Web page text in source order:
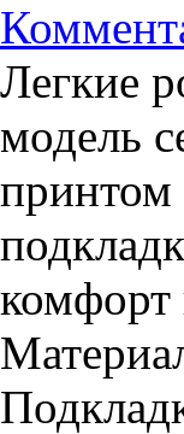
Легкие
модель
принтом
комфорт